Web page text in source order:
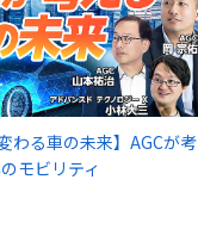
わる車の未来】AGCが考
モビリティ